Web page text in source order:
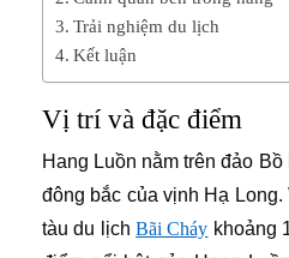
Trải nghiệm du lịch
Kết luận
Vị trí và đặc điểm
Hang Luồn nằm trên đảo
đông bắc của vịnh Hạ
tàu du lịchBãi Cháy khoảng